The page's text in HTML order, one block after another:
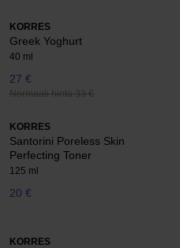
KORRES
Greek Yoghurt
40 ml
27 €
Normaali hinta 33 €
KORRES
Santorini Poreless Skin
Perfecting Toner
125 ml
20 €
KORRES